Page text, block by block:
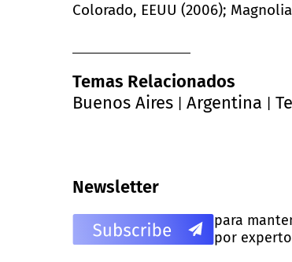
Colorado, EEUU (2006);
Temas Relacionados
Buenos Aires
Argentina
Newsletter
para
por